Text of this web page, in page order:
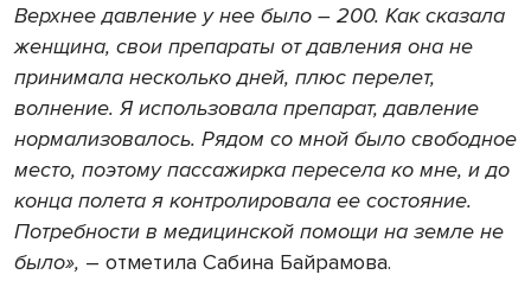
Верхнее давление у нее было ― 200. Как сказала
женщина, свои препараты от давления она не
принимала несколько дней, плюс перелет,
волнение. Я использовала препарат, давление
нормализовалось. Рядом со мной было свободное
место, поэтому пассажирка пересела ко мне, и до
конца полета я контролировала ее состояние.
Потребности в медицинской помощи на земле не
было», ― отметила Сабина Байрамова.